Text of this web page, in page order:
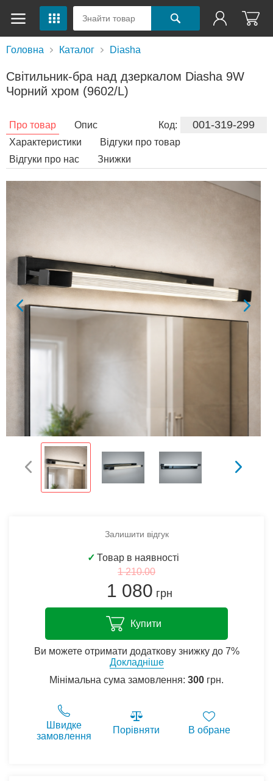
Головна Каталог Diasha
Світильник-бра над дзеркалом Diasha 9W
Чорний хром (9602/L)
Код: 001-319-299
Про товар
Опис
Характеристики
Відгуки про товар
Відгуки про нас
Знижки
Залишити відгук
✓ Товар в наявності
1 210.00
1 080 грн
Купити
Ви можете отримати додаткову знижку до 7%
Докладніше
Мінімальна сума замовлення: 300 грн.
Швидке
замовлення
Порівняти В обране